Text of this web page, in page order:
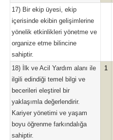
17) Bir ekip üyesi, ekip
içerisinde ekibin gelişimlerine
yönelik etkinlikleri yönetme ve
organize etme bilincine
sahiptir.
18) İlk ve Acil Yardım alanı ile
ilgili edindiği temel bilgi ve
becerileri eleştirel bir
yaklaşımla değerlendirir.
Kariyer yönetimi ve yaşam
boyu öğrenme farkındalığa
sahiptir.
1